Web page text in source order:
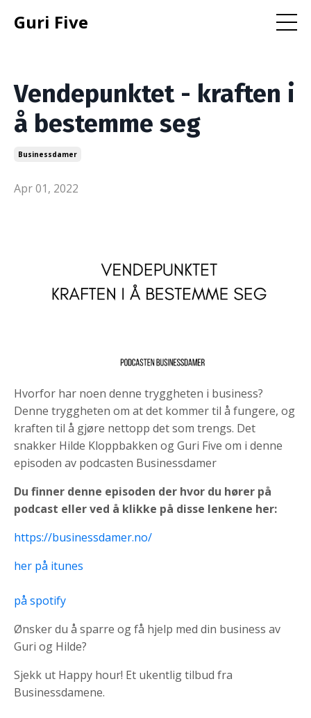
Guri Five
Vendepunktet - kraften i
å bestemme seg
Businessdamer
Apr 01, 2022
Hvorfor har noen denne tryggheten i business?
Denne tryggheten om at det kommer til å fungere, og
kraften til å gjøre nettopp det som trengs. Det
snakker Hilde Kloppbakken og Guri Five om i denne
episoden av podcasten Businessdamer
Du finner denne episoden der hvor du hører på
podcast eller ved å klikke på disse lenkene her:
https://businessdamer.no/
her på itunes
på spotify
Ønsker du å sparre og få hjelp med din business av
Guri og Hilde?
Sjekk ut Happy hour! Et ukentlig tilbud fra
Businessdamene.